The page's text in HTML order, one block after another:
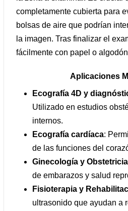
completamente cubierta para
bolsas de aire que podrían
la imagen. Tras finalizar el
fácilmente con papel o
Aplicaciones
Ecografía 4D y
Utilizado en estudios
internos.
Ecografía cardíaca:
de las funciones del
Ginecología y Obstetricia
de embarazos y salud
Fisioterapia y
ultrasonido que ayudan a